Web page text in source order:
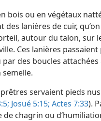
bois ou en végétaux
des lanières de cuir,
autour du talon, sur
Ces lanières
des boucles
servaient pieds
Josué 5:15; Actes 7:33).
chagrin ou